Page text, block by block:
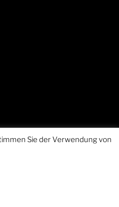
Sie der Verwendung von